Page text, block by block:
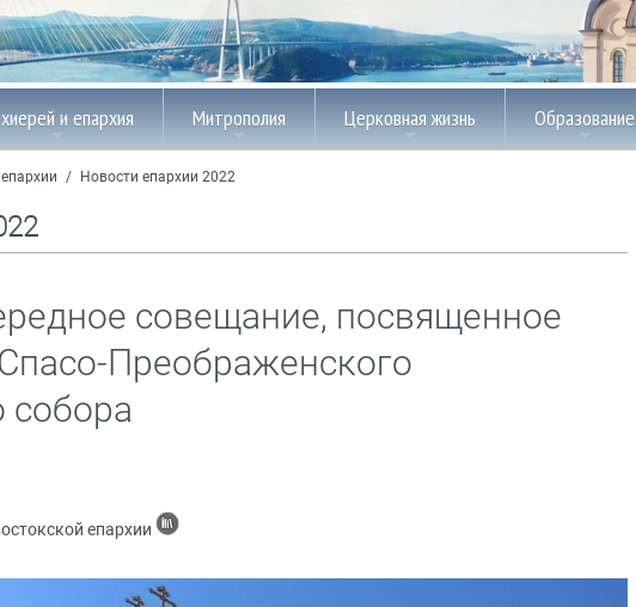
и епархия Митрополия Церковная жизнь Образование
/ Новости епархии 2022
совещание, посвященное
Преображенского
собора
епархии